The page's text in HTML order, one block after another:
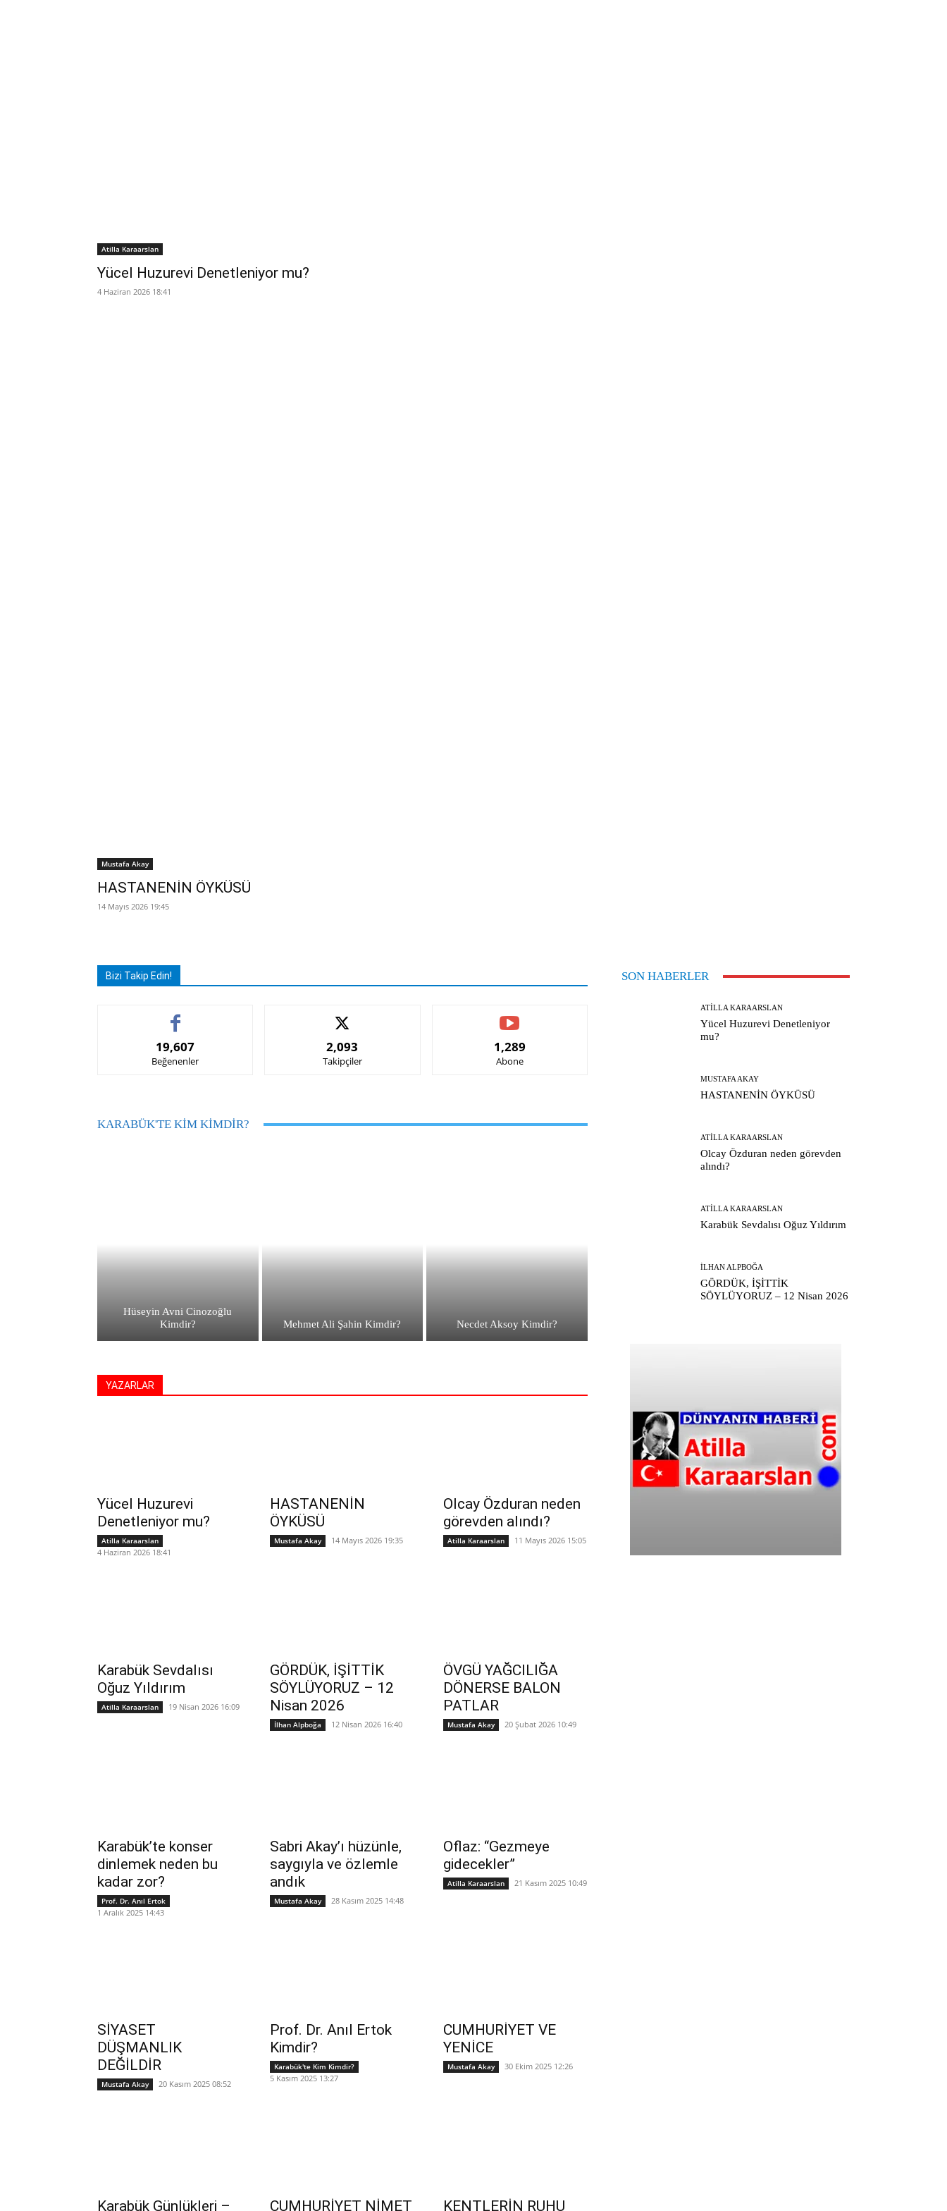
Atilla Karaarslan
Yücel Huzurevi Denetleniyor mu?
4 Haziran 2026 18:41
Mustafa Akay
HASTANENİN ÖYKÜSÜ
14 Mayıs 2026 19:45
Bizi Takip Edin!
19,607
Beğenenler
2,093
Takipçiler
1,289
Abone
KARABÜK'TE KIM KIMDIR?
Hüseyin Avni Cinozoğlu
Kimdir?
Mehmet Ali Şahin Kimdir? Necdet Aksoy Kimdir?
YAZARLAR
Yücel Huzurevi
Denetleniyor mu?
Atilla Karaarslan
4 Haziran 2026 18:41
HASTANENİN
ÖYKÜSÜ
Mustafa Akay 14 Mayıs 2026 19:35
Olcay Özduran neden
görevden alındı?
Atilla Karaarslan 11 Mayıs 2026 15:05
Karabük Sevdalısı
Oğuz Yıldırım
Atilla Karaarslan 19 Nisan 2026 16:09
GÖRDÜK, İŞİTTİK
SÖYLÜYORUZ – 12
Nisan 2026
İlhan Alpboğa 12 Nisan 2026 16:40
ÖVGÜ YAĞCILIĞA
DÖNERSE BALON
PATLAR
Mustafa Akay 20 Şubat 2026 10:49
Karabük’te konser
dinlemek neden bu
kadar zor?
Prof. Dr. Anıl Ertok
1 Aralık 2025 14:43
Sabri Akay’ı hüzünle,
saygıyla ve özlemle
andık
Mustafa Akay 28 Kasım 2025 14:48
Oflaz: “Gezmeye
gidecekler”
Atilla Karaarslan 21 Kasım 2025 10:49
SİYASET
DÜŞMANLIK
DEĞİLDİR
Mustafa Akay 20 Kasım 2025 08:52
Prof. Dr. Anıl Ertok
Kimdir?
Karabük'te Kim Kimdir?
5 Kasım 2025 13:27
CUMHURİYET VE
YENİCE
Mustafa Akay 30 Ekim 2025 12:26
Karabük Günlükleri – CUMHURİYET NİMET KENTLERİN RUHU
SON HABERLER
ATILLA KARAARSLAN
Yücel Huzurevi Denetleniyor
mu?
MUSTAFA AKAY
HASTANENİN ÖYKÜSÜ
ATILLA KARAARSLAN
Olcay Özduran neden görevden
alındı?
ATILLA KARAARSLAN
Karabük Sevdalısı Oğuz Yıldırım
İLHAN ALPBOĞA
GÖRDÜK, İŞİTTİK
SÖYLÜYORUZ – 12 Nisan 2026